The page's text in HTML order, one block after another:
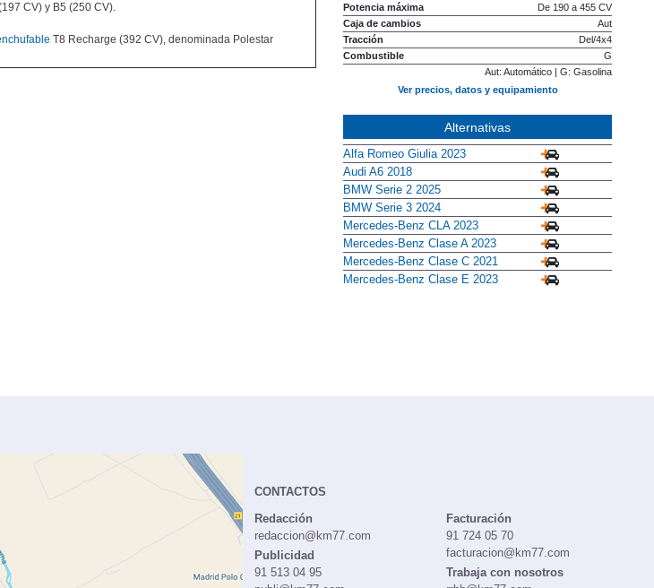
CV) y B5 (250 CV).
T8 Recharge (392 CV), denominada Polestar
Potencia máxima
De 190 a 455 CV
Caja de cambios
Aut
Tracción
Del/4x4
Combustible
G
Aut: Automático | G: Gasolina
Ver precios, datos y equipamiento
Alternativas
Alfa Romeo Giulia 2023
Audi A6 2018
BMW Serie 2 2025
BMW Serie 3 2024
Mercedes-Benz CLA 2023
Mercedes-Benz Clase A 2023
Mercedes-Benz Clase C 2021
Mercedes-Benz Clase E 2023
CONTACTOS
Redacción
redaccion@km77.com
Publicidad
91 513 04 95
Facturación
91 724 05 70
facturacion@km77.com
Trabaja con nosotros